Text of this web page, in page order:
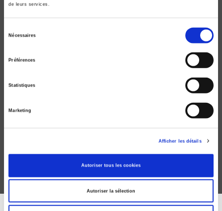
de leurs services.
Nécessaires
Préférences
Statistiques
Marketing
Afficher les détails
Autoriser tous les cookies
Autoriser la sélection
Les paysans français et l'Europe